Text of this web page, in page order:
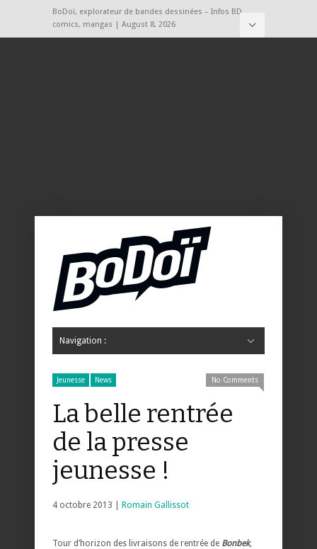
BoDoï, explorateur de bandes dessinées – Infos BD,
comics, mangas | August 8, 2026
Navigation :
Jeunesse News No Comments
La belle rentrée
de la presse
jeunesse !
4 octobre 2013 | Romain Gallissot
Tour d’horizon des livraisons de rentrée de Bonbek,